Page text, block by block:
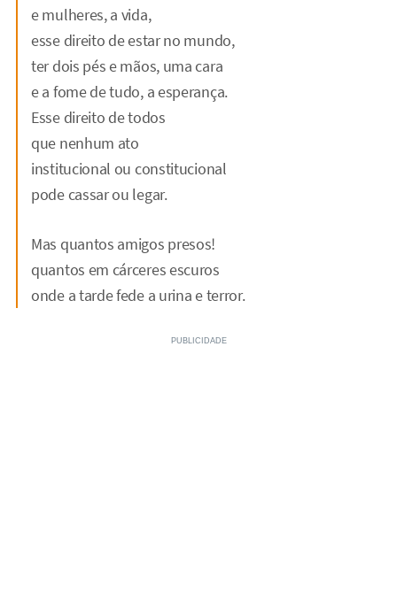
e mulheres, a vida,
esse direito de estar no mundo,
ter dois pés e mãos, uma cara
e a fome de tudo, a esperança.
Esse direito de todos
que nenhum ato
institucional ou constitucional
pode cassar ou legar.
Mas quantos amigos presos!
quantos em cárceres escuros
onde a tarde fede a urina e terror.